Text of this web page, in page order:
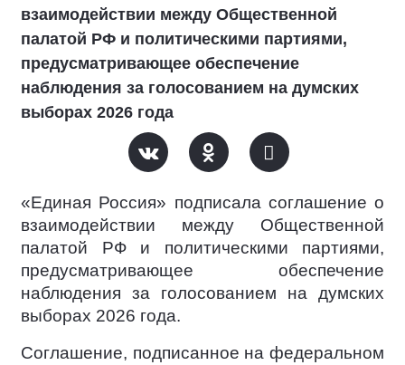
взаимодействии между Общественной
палатой РФ и политическими партиями,
предусматривающее обеспечение
наблюдения за голосованием на думских
выборах 2026 года
«Единая Россия» подписала соглашение о
взаимодействии между Общественной
палатой РФ и политическими партиями,
предусматривающее обеспечение
наблюдения за голосованием на думских
выборах 2026 года.
Соглашение, подписанное на федеральном